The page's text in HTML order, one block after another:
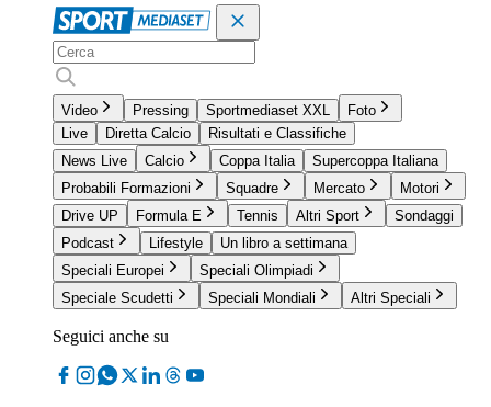
Video Pressing Sportmediaset XXL
Foto
Live
Diretta Calcio
Risultati e Classifiche
News Live
Calcio Coppa Italia
Supercoppa Italiana
Probabili Formazioni
Squadre Mercato
Motori
Drive UP
Formula E Tennis Altri Sport
Sondaggi
Podcast
Lifestyle
Un libro a settimana
Speciali Europei
Speciali Olimpiadi
Speciale Scudetti
Speciali Mondiali Altri Speciali
Seguici anche su